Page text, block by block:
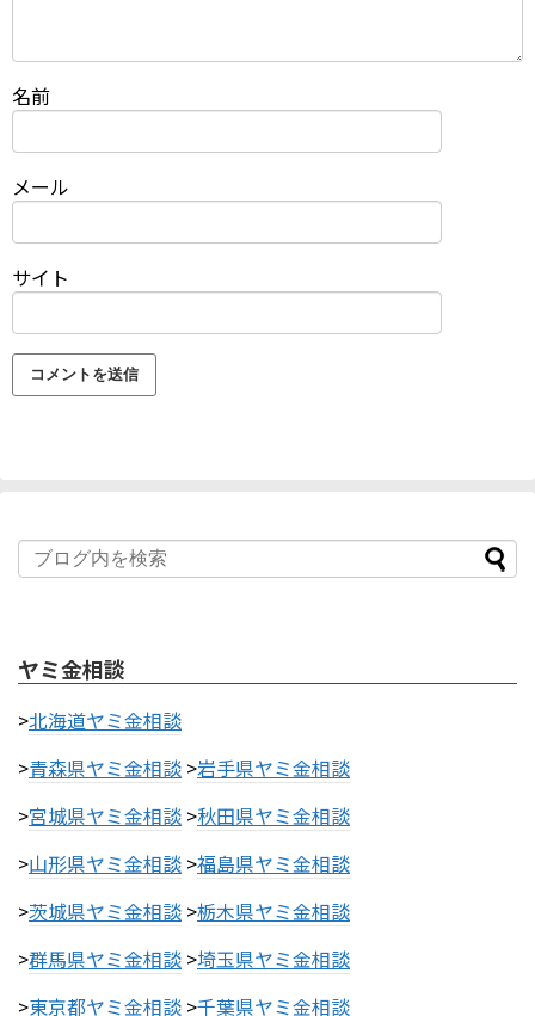
名前
メール
サイト
ヤミ金相談
>北海道ヤミ金相談
>青森県ヤミ金相談 >岩手県ヤミ金相談
>宮城県ヤミ金相談 >秋田県ヤミ金相談
>山形県ヤミ金相談 >福島県ヤミ金相談
>茨城県ヤミ金相談 >栃木県ヤミ金相談
>群馬県ヤミ金相談 >埼玉県ヤミ金相談
>東京都ヤミ金相談 >千葉県ヤミ金相談